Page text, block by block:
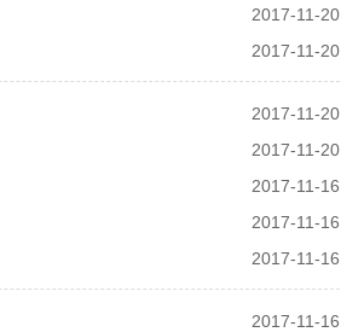
2017-11-20
2017-11-20
2017-11-20
2017-11-20
2017-11-16
2017-11-16
2017-11-16
2017-11-16